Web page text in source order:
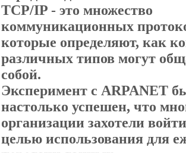
TCP/IP - это множество
коммуникационных
которые определяют, как
различных типов могут
собой.
Эксперимент с ARPANET
настолько успешен, что
организации захотели
целью использования для